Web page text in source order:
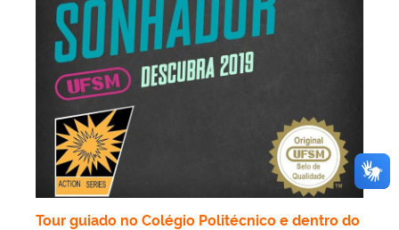
Tour guiado no Colégio Politécnico e dentro do